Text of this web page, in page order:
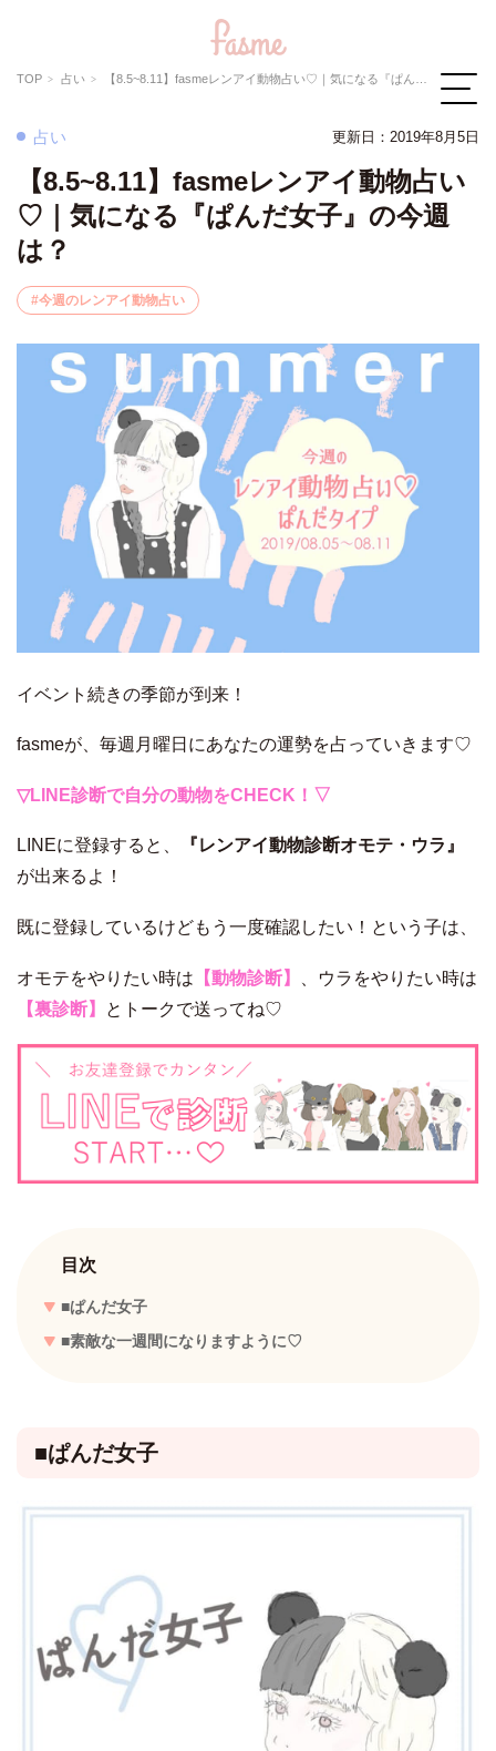
TOP 占い 【8.5~8.11】fasmeレンアイ動物占い♡｜気になる『ぱんだ女子』の今週は？
占い 更新日： 2019年8月5日
【8.5~8.11】fasmeレンアイ動物占い
♡｜気になる『ぱんだ女子』の今週
は？
今週のレンアイ動物占い
イベント続きの季節が到来！
fasmeが、毎週月曜日にあなたの運勢を占っていきます♡
▽LINE診断で自分の動物をCHECK！▽
LINEに登録すると、
『レンアイ動物診断オモテ・ウラ』
が出来るよ！
既に登録しているけどもう一度確認したい！という子は、
オモテをやりたい時は 【動物診断】
、ウラをやりたい時は
【裏診断】
とトークで送ってね♡
目次
■ぱんだ女子
■素敵な一週間になりますように♡
■ぱんだ女子